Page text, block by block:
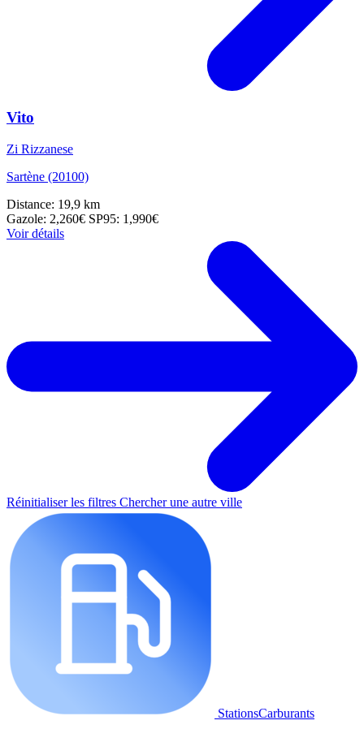
Vito
Zi Rizzanese
Sartène (20100)
Distance: 19,9 km
Gazole: 2,260€ SP95: 1,990€
Voir détails
Réinitialiser les filtres Chercher une autre ville
StationsCarburants